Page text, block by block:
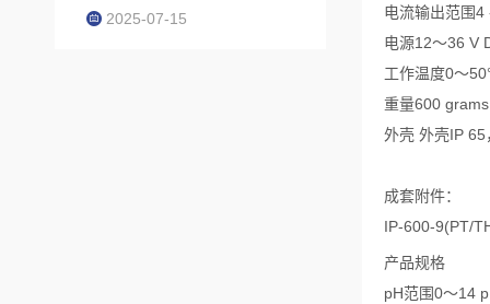
电流输出范围
电源12～36 V
工作温度0～
重量600 grams
外壳 外壳IP
成套附件：
IP-600-9(PT/
产品规格
pH范围0～14
2025-07-15